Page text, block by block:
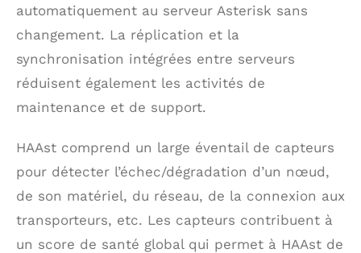
automatiquement au serveur Asterisk sans
changement. La réplication et la
synchronisation intégrées entre serveurs
réduisent également les activités de
maintenance et de support.
HAAst comprend un large éventail de capteurs
pour détecter l’échec/dégradation d’un nœud,
de son matériel, du réseau, de la connexion aux
transporteurs, etc. Les capteurs contribuent à
un score de santé global qui permet à HAAst de